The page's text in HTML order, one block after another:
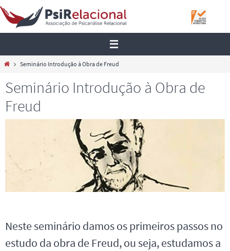
Skip
to
content
HomeSeminário Introdução à Obra de Freud
Seminário Introdução à Obra de
Freud
Neste seminário damos os primeiros passos no
estudo da obra de Freud, ou seja, estudamos a